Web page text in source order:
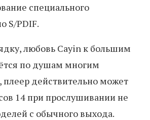
специального
S/PDIF.
любовь Cayin к большим
по душам многим
плеер действительно может
14 при прослушивании не
с обычного выхода.